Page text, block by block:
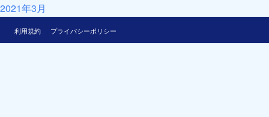
2021年3月
利用規約 プライバシーポリシー